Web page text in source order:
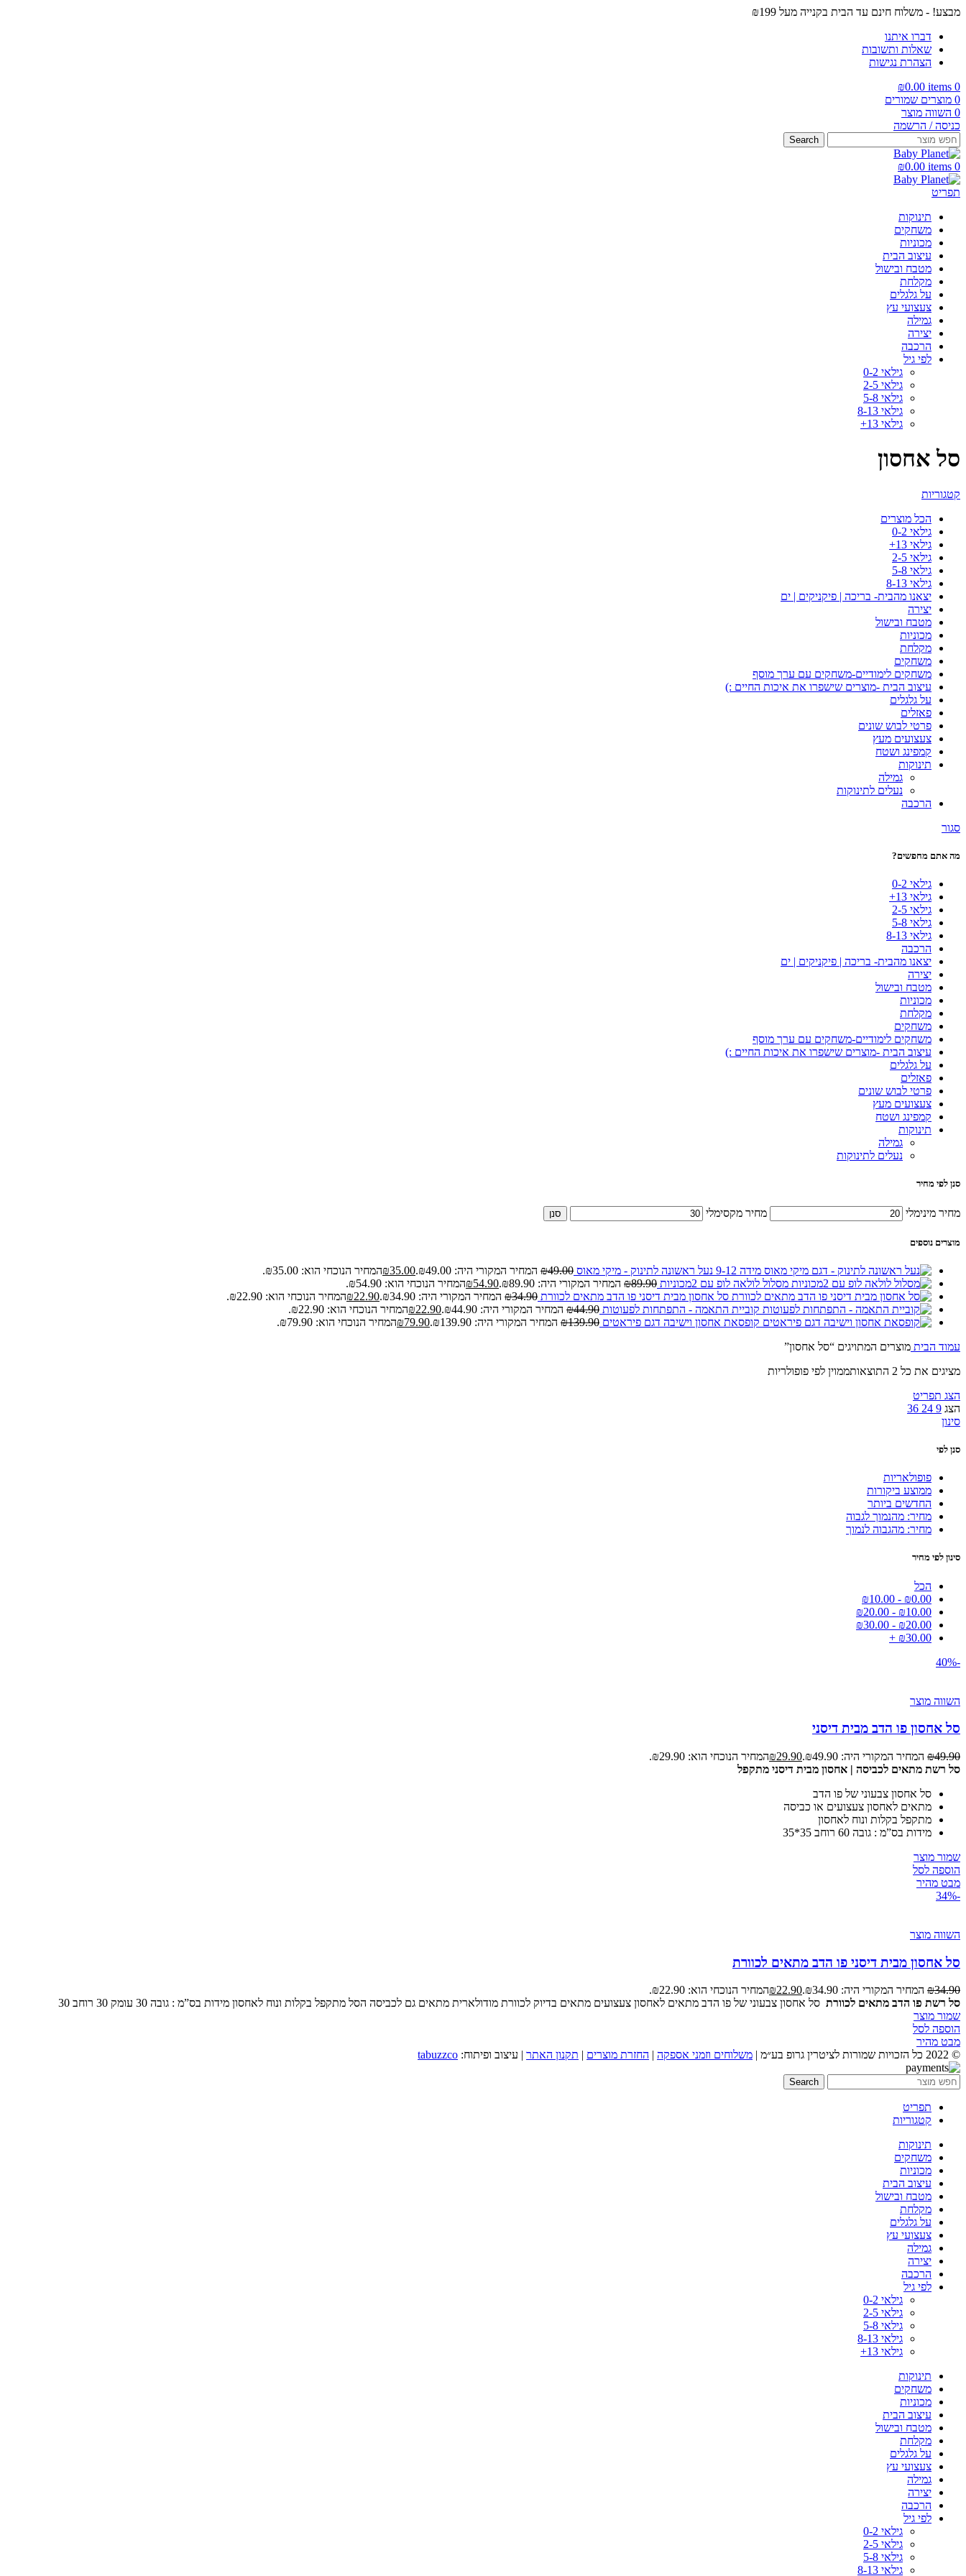
מבצע! - משלוח חינם עד הבית בקנייה מעל ₪199
דברו איתנו
שאלות ותשובות
הצהרת נגישות
0
items
₪0.00
0 מוצרים שמורים
0 השווה מוצר
כניסה / הרשמה
Search
0
items
₪0.00
תפריט
תינוקות
משחקים
מכוניות
עיצוב הבית
מטבח ובישול
מקלחת
על גלגלים
צעצועי עץ
גמילה
יצירה
הרכבה
לפי גיל
גילאי 0-2
גילאי 2-5
גילאי 5-8
גילאי 8-13
גילאי 13+
סל אחסון
קטגוריות
הכל מוצרים
גילאי 0-2
גילאי 13+
גילאי 2-5
גילאי 5-8
גילאי 8-13
יצאנו מהבית- בריכה | פיקניקים | ים
יצירה
מטבח ובישול
מכוניות
מקלחת
משחקים
משחקים לימודיים-משחקים עם ערך מוסף
עיצוב הבית -מוצרים שישפרו את איכות החיים :)
על גלגלים
פאזלים
פרטי לבוש שונים
צעצועים מעץ
קמפינג ושטח
תינוקות
גמילה
נעלים לתינוקות
הרכבה
סגור
מה אתם מחפשים?
גילאי 0-2
גילאי 13+
גילאי 2-5
גילאי 5-8
גילאי 8-13
הרכבה
יצאנו מהבית- בריכה | פיקניקים | ים
יצירה
מטבח ובישול
מכוניות
מקלחת
משחקים
משחקים לימודיים-משחקים עם ערך מוסף
עיצוב הבית -מוצרים שישפרו את איכות החיים :)
על גלגלים
פאזלים
פרטי לבוש שונים
צעצועים מעץ
קמפינג ושטח
תינוקות
גמילה
נעלים לתינוקות
סנן לפי מחיר
מחיר מינימלי מחיר מקסימלי סנן
מוצרים נוספים
נעל ראשונה לתינוק - מיקי מאוס ₪49.00 המחיר המקורי היה: ₪49.00. ₪35.00
המחיר הנוכחי הוא: ₪35.00.
מסלול לולאה לופ עם 2מכוניות
₪89.90 המחיר המקורי היה: ₪89.90. ₪54.90
המחיר הנוכחי הוא: ₪54.90.
סל אחסון מבית דיסני פו הדב מתאים לכוורת
₪34.90 המחיר המקורי היה: ₪34.90. ₪22.90
המחיר הנוכחי הוא: ₪22.90.
קוביית התאמה - התפתחות לפעוטות
₪44.90 המחיר המקורי היה: ₪44.90. ₪22.90
המחיר הנוכחי הוא: ₪22.90.
קופסאת אחסון וישיבה דגם פיראטים
₪139.90 המחיר המקורי היה: ₪139.90. ₪79.90
המחיר הנוכחי הוא: ₪79.90.
עמוד הבית מוצרים המתויגים “סל אחסון”
מציגים את כל ⁦2⁩ התוצאות
ממוין לפי פופולריות
הצג תפריט
הצג 9
24
36
סינון
סנן לפי
פופולאריות
ממוצע ביקורות
החדשים ביותר
מחיר: מהנמוך לגבוה
מחיר: מהגבוה לנמוך
סינון לפי מחיר
הכל
₪0.00
-
₪10.00
₪10.00
-
₪20.00
₪20.00
-
₪30.00
₪30.00
+
-40%
השווה מוצר
סל אחסון פו הדב מבית דיסני
₪49.90 המחיר המקורי היה: ₪49.90. ₪29.90
המחיר הנוכחי הוא: ₪29.90.
סל רשת מתאים לכביסה | אחסון מבית דיסני מתקפל
סל אחסון צבעוני של פו הדב
מתאים לאחסון צעצועים או כביסה
מתקפל בקלות ונוח לאחסון
מידות בס”מ : גובה 60 רוחב 35*35
שמור מוצר
הוספה לסל
מבט מהיר
-34%
השווה מוצר
סל אחסון מבית דיסני פו הדב מתאים לכוורת
₪34.90 המחיר המקורי היה: ₪34.90. ₪22.90
המחיר הנוכחי הוא: ₪22.90.
סל רשת פו הדב מתאים לכוורת סל אחסון צבעוני של פו הדב מתאים לאחסון צעצועים מתאים בדיוק לכוורת מודולארית מתאים גם לכביסה הסל מתקפל בקלות ונוח לאחסון מידות בס”מ : גובה 30 עומק 30 רוחב 30
שמור מוצר
הוספה לסל
מבט מהיר
© 2022 כל הזכויות שמורות לציטרין גרופ בע״מ |
משלוחים וזמני אספקה החזרת מוצרים תקנון האתר | עיצוב ופיתוח: tabuzzco
Search
תפריט
קטגוריות
תינוקות
משחקים
מכוניות
עיצוב הבית
מטבח ובישול
מקלחת
על גלגלים
צעצועי עץ
גמילה
יצירה
הרכבה
לפי גיל
גילאי 0-2
גילאי 2-5
גילאי 5-8
גילאי 8-13
גילאי 13+
תינוקות
משחקים
מכוניות
עיצוב הבית
מטבח ובישול
מקלחת
על גלגלים
צעצועי עץ
גמילה
יצירה
הרכבה
לפי גיל
גילאי 0-2
גילאי 2-5
גילאי 5-8
גילאי 8-13